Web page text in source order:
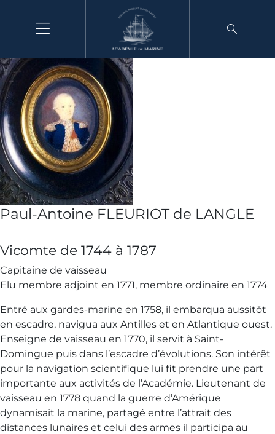
contenu
Paul-Antoine FLEURIOT de LANGLE
Vicomte de 1744 à 1787
Capitaine de vaisseau
Elu membre adjoint en 1771, membre ordinaire en 1774
Entré aux gardes-marine en 1758, il embarqua aussitôt
en escadre, navigua aux Antilles et en Atlantique ouest.
Enseigne de vaisseau en 1770, il servit à Saint-
Domingue puis dans l’escadre d’évolutions. Son intérêt
pour la navigation scientifique lui fit prendre une part
importante aux activités de l’Académie. Lieutenant de
vaisseau en 1778 quand la guerre d’Amérique
dynamisait la marine, partagé entre l’attrait des
distances lunaires et celui des armes il participa au